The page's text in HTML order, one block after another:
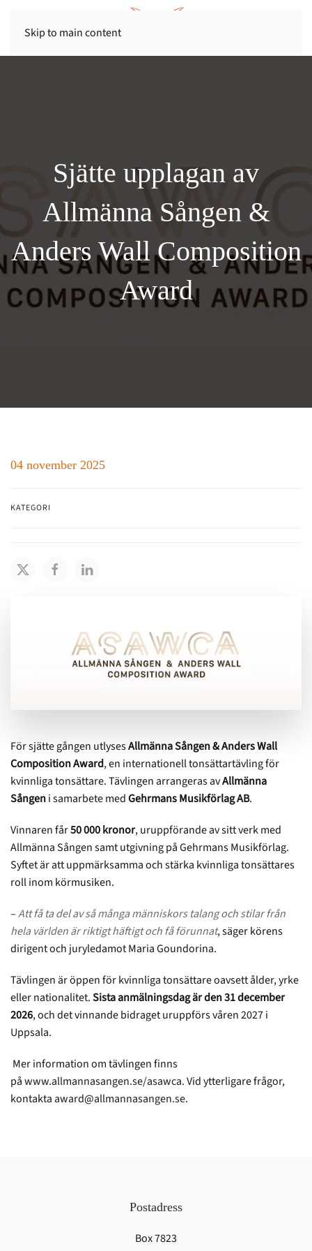
Skip to main content
Sjätte upplagan av
Allmänna Sången &
Anders Wall Composition
Award
För sjätte gången utlysesAllmänna Sången & Anders Wall
Composition Award, en internationell tonsättartävling för
kvinnliga tonsättare. Tävlingen arrangeras avAllmänna
Sångeni samarbete medGehrmans Musikförlag AB.
Vinnaren får50 000 kronor, uruppförande av sitt verk med
Allmänna Sången samt utgivning på Gehrmans Musikförlag.
Syftet är att uppmärksamma och stärka kvinnliga tonsättares
roll inom körmusiken.
–Att få ta del av så många människors talang och stilar från
hela världen är riktigt häftigt och få förunnat, säger körens
dirigent och juryledamot Maria Goundorina.
Tävlingen är öppen för kvinnliga tonsättare oavsett ålder, yrke
eller nationalitet.Sista anmälningsdag är den 31 december
2026, och det vinnande bidraget uruppförs våren 2027 i
Uppsala.
Mer information om tävlingen finns
påwww.allmannasangen.se/asawca. Vid ytterligare frågor,
kontaktaaward@allmannasangen.se.
04 november 2025
KATEGORI
Postadress
Box 7823